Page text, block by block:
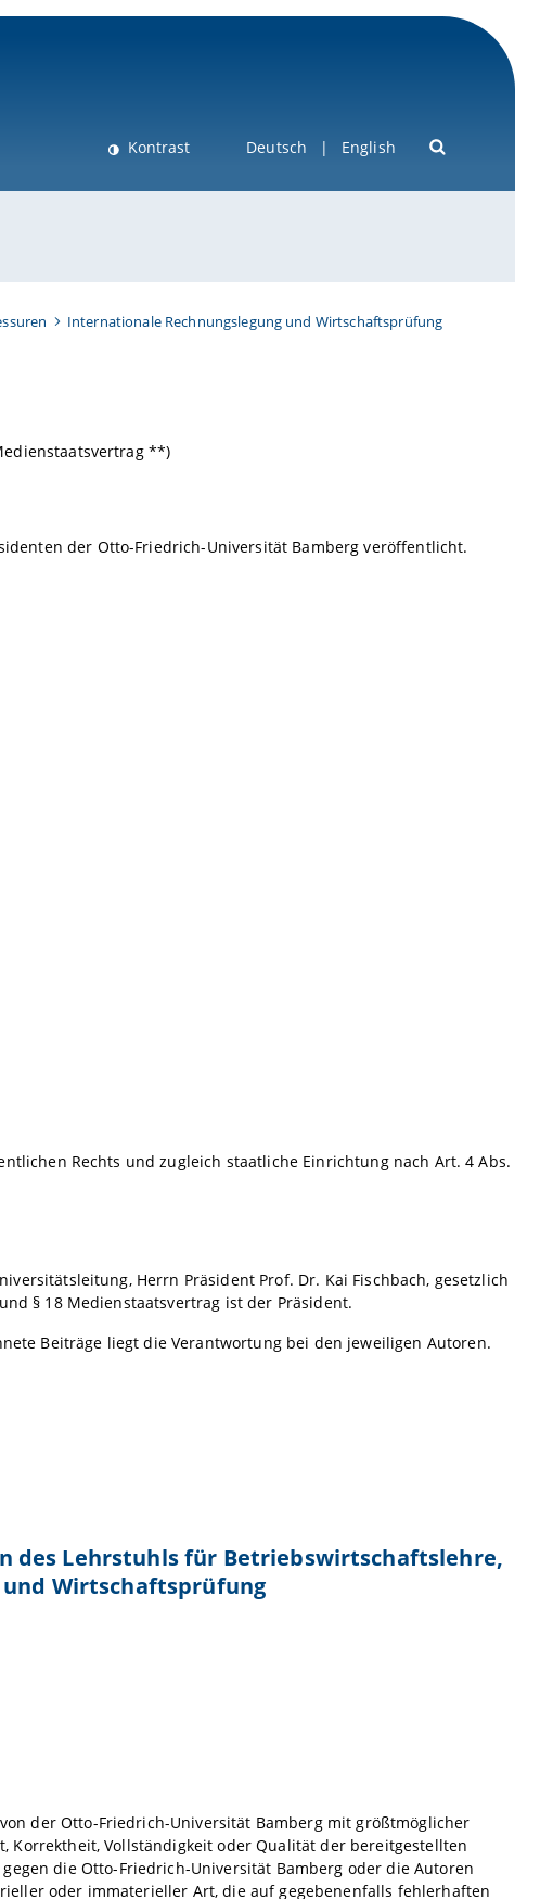
Kontrast Deutsch English
Internationale Rechnungslegung und Wirtschaftsprüfung
**)
der Otto-Friedrich-Universität Bamberg veröffentlicht.
Rechts und zugleich staatliche Einrichtung nach Art. 4 Abs.
Herrn Präsident Prof. Dr. Kai Fischbach, gesetzlich
§ 18 Medienstaatsvertrag ist der Präsident.
Beiträge liegt die Verantwortung bei den jeweiligen Autoren.
Lehrstuhls für Betriebswirtschaftslehre,
Wirtschaftsprüfung
der Otto-Friedrich-Universität Bamberg mit größtmöglicher
Korrektheit, Vollständigkeit oder Qualität der bereitgestellten
die Otto-Friedrich-Universität Bamberg oder die Autoren
oder immaterieller Art, die auf gegebenenfalls fehlerhaften